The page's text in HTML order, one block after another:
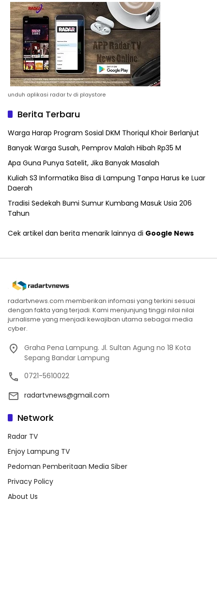
unduh aplikasi radar tv di playstore
Berita Terbaru
Warga Harap Program Sosial DKM Thoriqul Khoir Berlanjut
Banyak Warga Susah, Pemprov Malah Hibah Rp35 M
Apa Guna Punya Satelit, Jika Banyak Masalah
Kuliah S3 Informatika Bisa di Lampung Tanpa Harus ke Luar
Daerah
Tradisi Sedekah Bumi Sumur Kumbang Masuk Usia 206
Tahun
Cek artikel dan berita menarik lainnya di Google News
radartvnews.com memberikan infomasi yang terkini sesuai
dengan fakta yang terjadi. Kami menjunjung tinggi nilai nilai
jurnalisme yang menjadi kewajiban utama sebagai media
cyber.
Graha Pena Lampung. Jl. Sultan Agung no 18 Kota
Sepang Bandar Lampung
0721-5610022
radartvnews@gmail.com
Network
Radar TV
Enjoy Lampung TV
Pedoman Pemberitaan Media Siber
Privacy Policy
About Us